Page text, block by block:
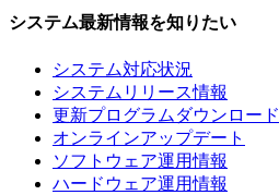
システム最新情報を知りたい
システム対応状況
システムリリース情報
更新プログラムダウンロード
オンラインアップデート
ソフトウェア運用情報
ハードウェア運用情報